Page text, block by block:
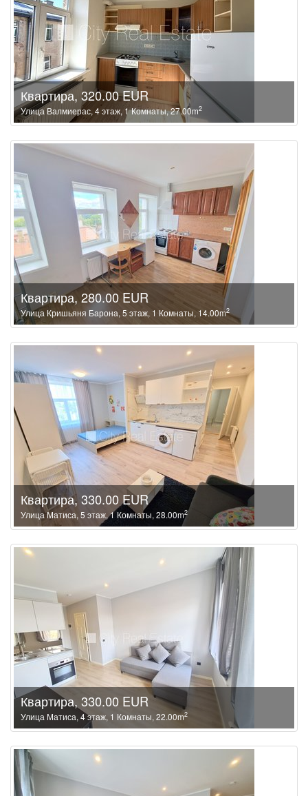
Квартира, 320.00 EUR
Улица Валмиерас, 4 этаж, 1 Комнаты, 27.00m2
Квартира, 280.00 EUR
Улица Кришьяня Барона, 5 этаж, 1 Комнаты, 14.00m2
Квартира, 330.00 EUR
Улица Матиса, 5 этаж, 1 Комнаты, 28.00m2
Квартира, 330.00 EUR
Улица Матиса, 4 этаж, 1 Комнаты, 22.00m2